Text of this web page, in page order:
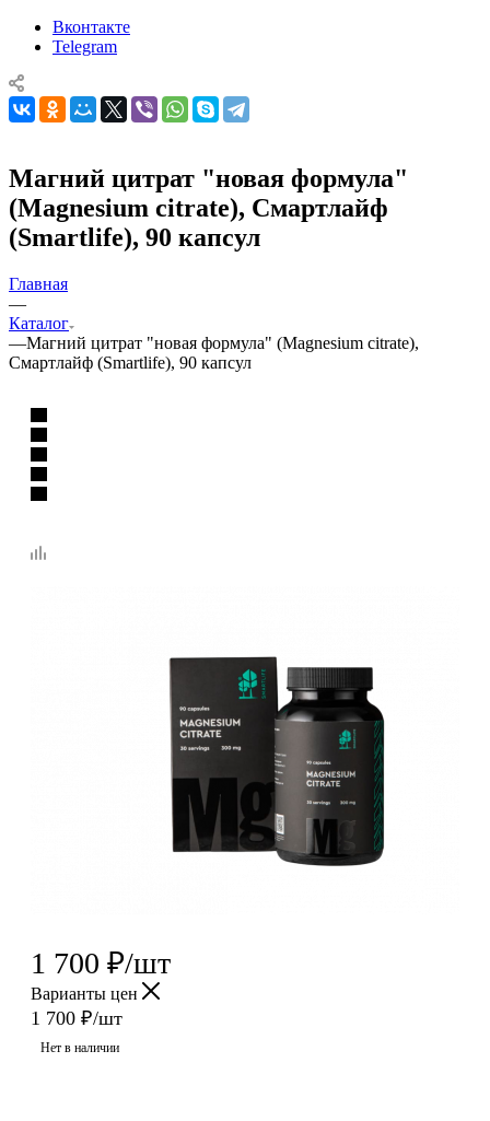
Вконтакте
Telegram
Магний цитрат "новая формула"
(Magnesium citrate), Смартлайф
(Smartlife), 90 капсул
Главная
—
Каталог
—Магний цитрат "новая формула" (Magnesium citrate),
Смартлайф (Smartlife), 90 капсул
1 700 ₽/шт
Варианты цен
1 700 ₽/шт
Нет в наличии